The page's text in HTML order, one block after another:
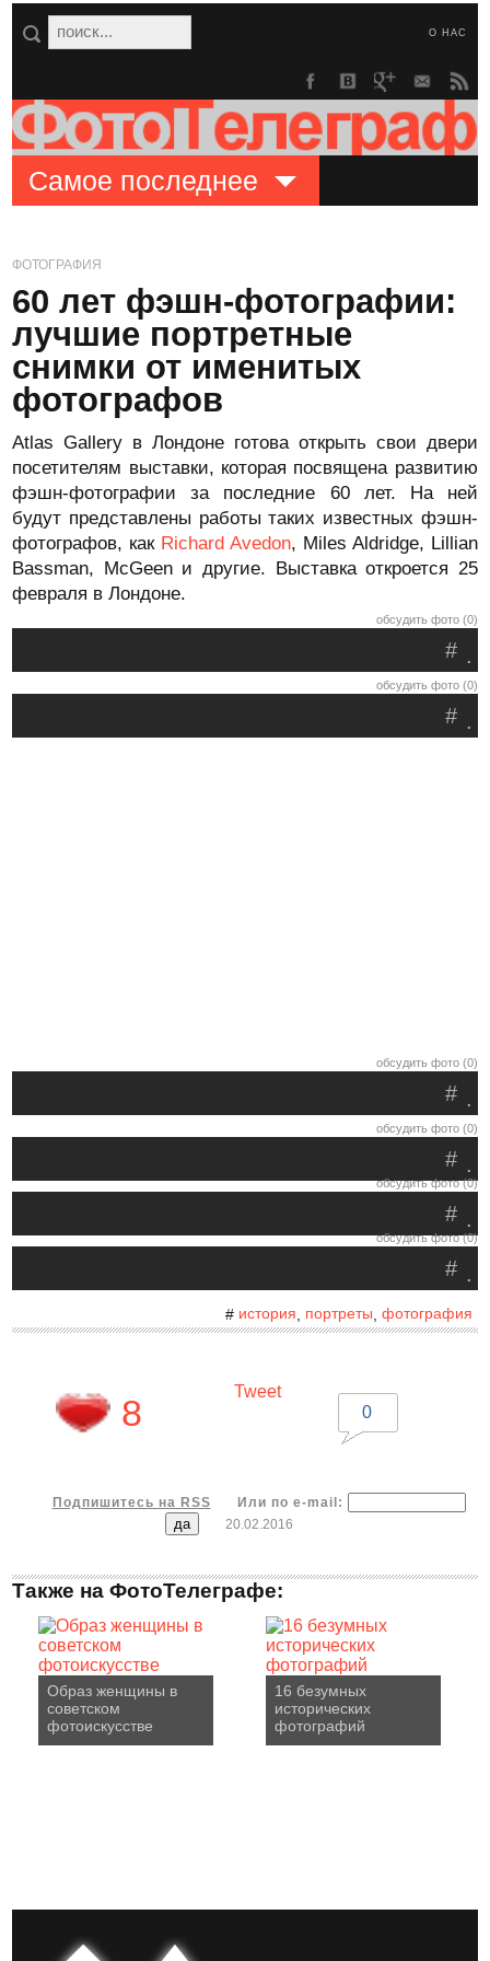
О НАС
Самое последнее
ФОТОГРАФИЯ
60 лет фэшн-фотографии:
лучшие портретные
снимки от именитых
фотографов
Atlas Gallery в Лондоне готова открыть свои двери
посетителям выставки, которая посвящена развитию
фэшн-фотографии за последние 60 лет. На ней
будут представлены работы таких известных фэшн-
фотографов, как Richard Avedon, Miles Aldridge, Lillian
Bassman, McGeen и другие. Выставка откроется 25
февраля в Лондоне.
обсудить фото (0)
.
#
обсудить фото (0)
.
#
обсудить фото (0)
.
#
обсудить фото (0)
.
#
обсудить фото (0)
.
#
обсудить фото (0)
.
#
# история портреты фотография
8
Tweet
0
Подпишитесь на RSS
Или по e-mail:
20.02.2016
Также на ФотоТелеграфе:
Образ женщины в
советском
фотоискусстве
16 безумных
исторических
фотографий